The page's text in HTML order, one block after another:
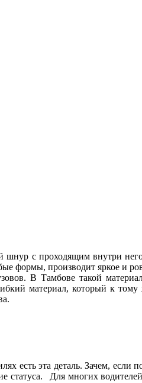
с проходящим внутри
формы, производит яркое и
В Тамбове такой
материал, который к
есть эта деталь. Зачем,
статуса. Для многих